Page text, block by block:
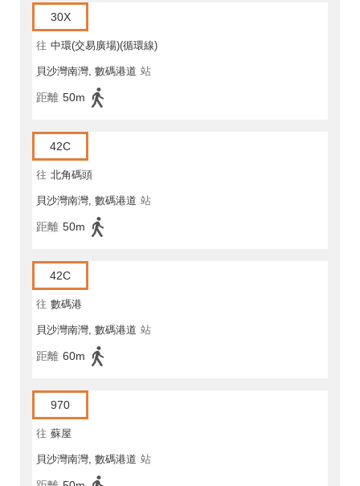
30X
往 中環(交易廣場)(循環線)
貝沙灣南灣, 數碼港道 站
距離 50m
42C
往 北角碼頭
貝沙灣南灣, 數碼港道 站
距離 50m
42C
往 數碼港
貝沙灣南灣, 數碼港道 站
距離 60m
970
往 蘇屋
貝沙灣南灣, 數碼港道 站